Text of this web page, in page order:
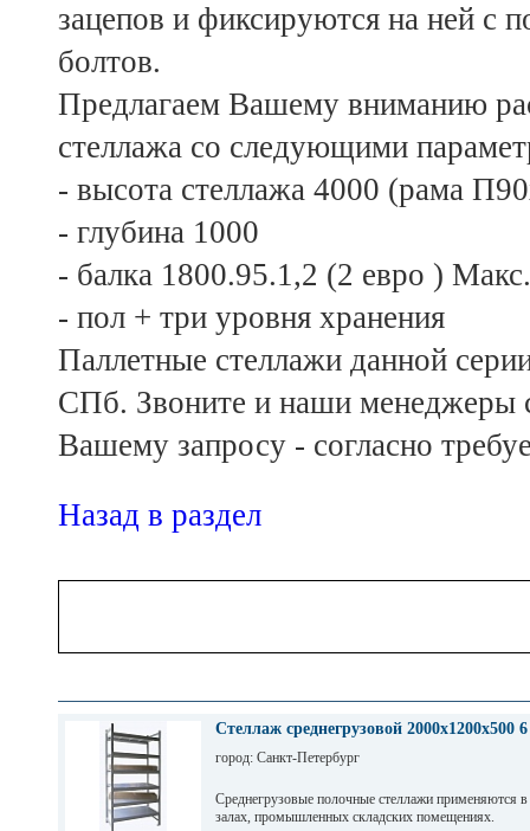
зацепов и фиксируются на ней
болтов.
Предлагаем Вашему вниманию
стеллажа со следующими
- высота стеллажа 4000 (рама
- глубина 1000
- балка 1800.95.1,2 (2 евро )
- пол + три уровня хранения
Паллетные стеллажи данной
СПб. Звоните и наши менеджеры
Вашему запросу - согласно
Назад в раздел
Стеллаж среднегрузовой 2000х1200х500
город: Санкт-Петербург
Среднегрузовые полочные стеллажи применяются
залах, промышленных складских помещениях.